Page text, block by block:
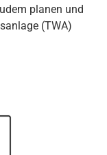
planen und
(TWA)